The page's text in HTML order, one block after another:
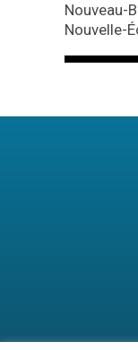
Nouveau-
Nouvelle-